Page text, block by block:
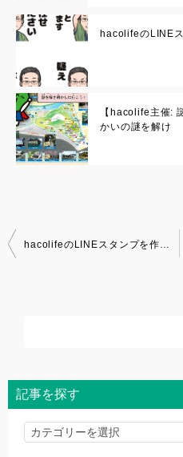
hacolifeのLINE
【hacolife主催:
かいの謎を解け
投
稿
ョ
ン
hacolifeのLINEスタンプを作成しました
記事を探す
記